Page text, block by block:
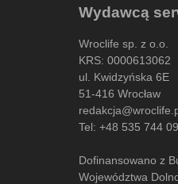
Wydawcą
Wroclife sp. z o.o.
KRS: 0000613062
ul. Kwidzyńska 6E
51-416 Wrocław
Tel: +48 535 744
Dofinansowano z
Województwa